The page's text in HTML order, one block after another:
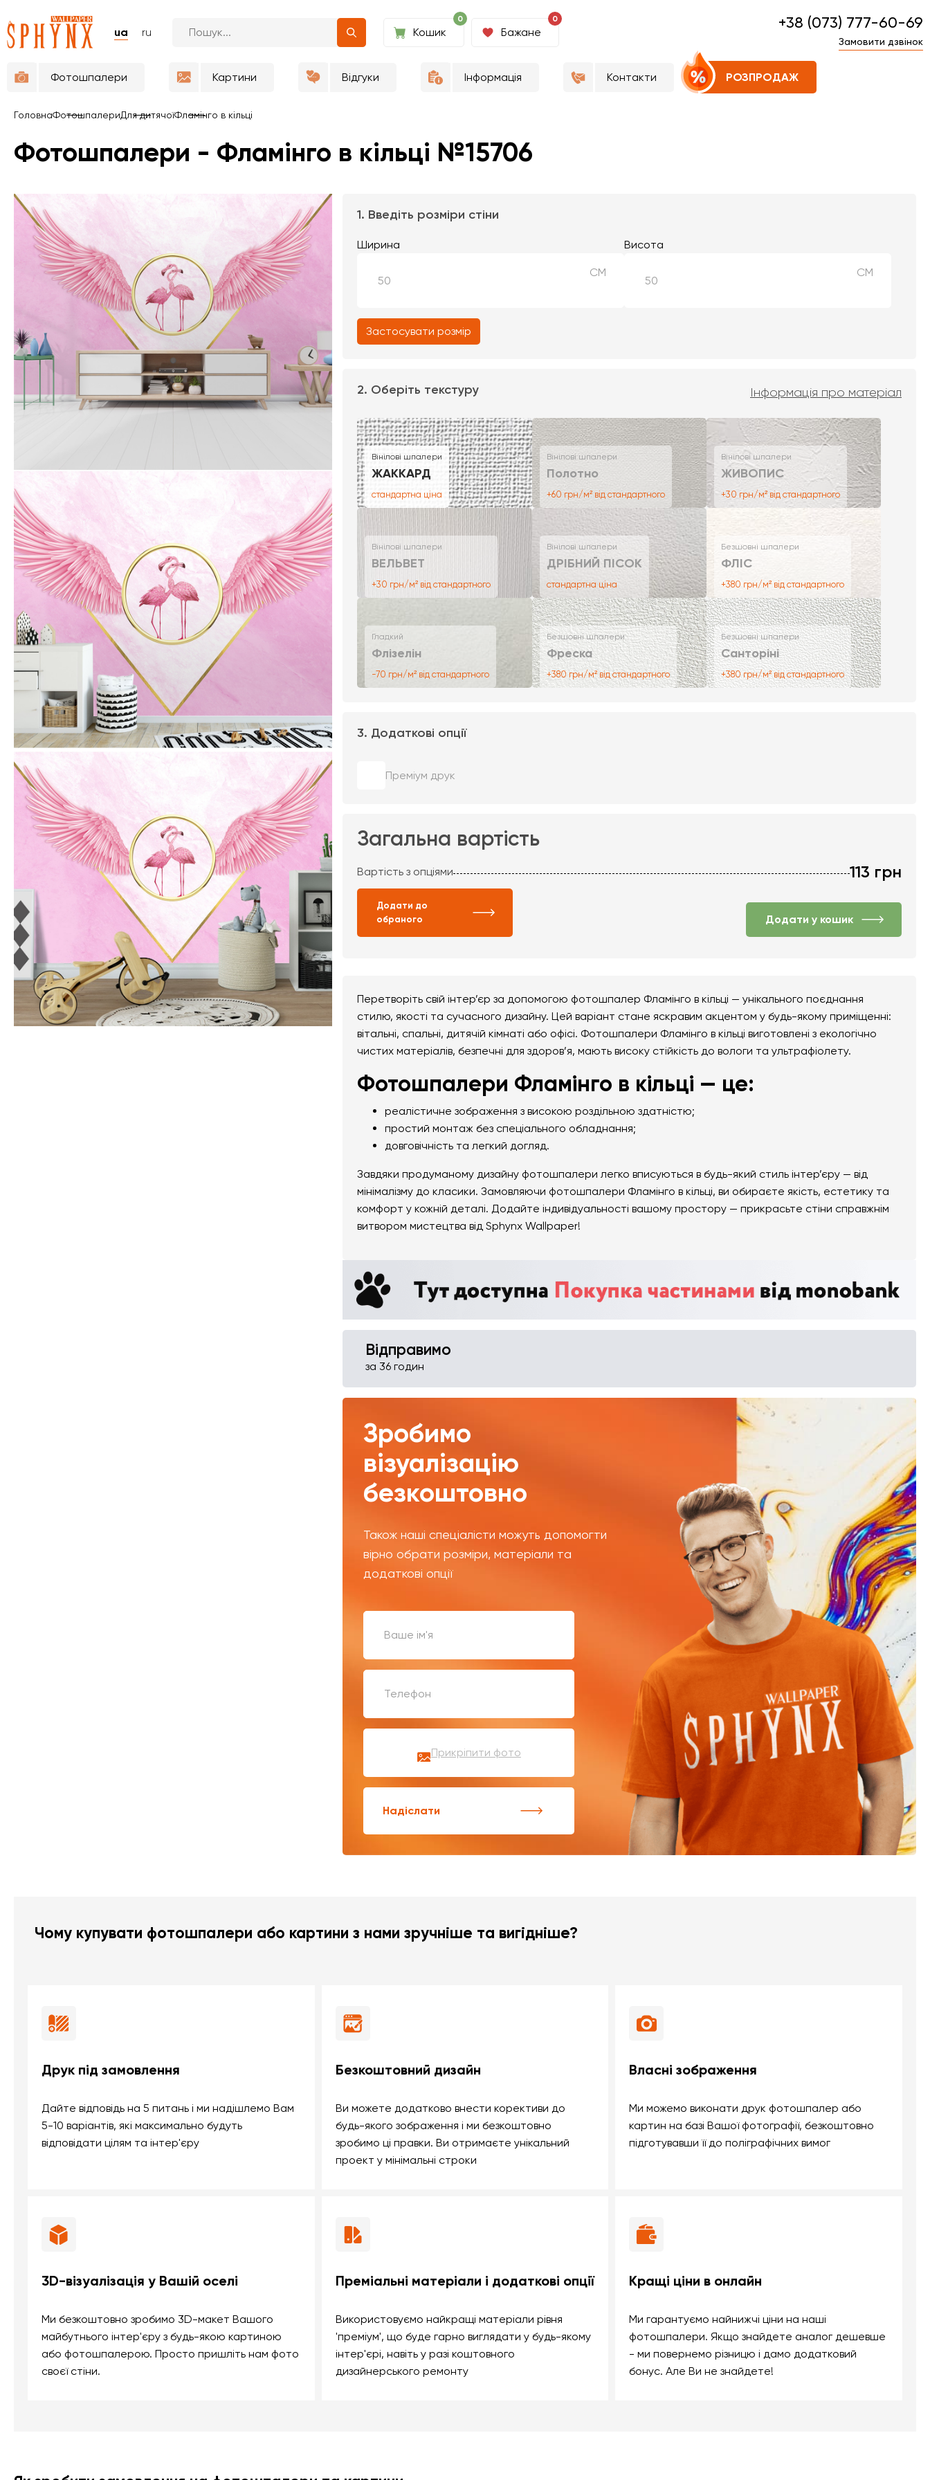
ua ru
0
Кошик
0
Бажане
+38 (073) 777-60-69
Замовити дзвінок
Фотошпалери Картини Відгуки Інформація Контакти РОЗПРОДАЖ
ГоловнаФотошпалериДля дитячоїФламінго в кільці
Фотошпалери - Фламінго в кільці №15706
1. Введіть розміри стіни
Ширина
СМ
Висота
СМ
Застосувати розмір
2. Оберіть текстуру Інформація про матеріал
Вінілові шпалери
ЖАККАРД
стандартна ціна
Вінілові шпалери
Полотно
+60 грн/м² від стандартного
Вінілові шпалери
ЖИВОПИС
+30 грн/м² від стандартного
Вінілові шпалери
ВЕЛЬВЕТ
+30 грн/м² від стандартного
Вінілові шпалери
ДРІБНИЙ ПІСОК
стандартна ціна
Безшовні шпалери
ФЛІС
+380 грн/м² від стандартного
Гладкий
Флізелін
-70 грн/м² від стандартного
Безшовні шпалери
Фреска
+380 грн/м² від стандартного
Безшовні шпалери
Санторіні
+380 грн/м² від стандартного
3. Додаткові опції
Преміум друк
Загальна вартість
Вартість з опціями 113 грн
Додати до
обраного
Додати у кошик
Перетворіть свій інтер’єр за допомогою фотошпалер Фламінго в кільці — унікального поєднання
стилю, якості та сучасного дизайну. Цей варіант стане яскравим акцентом у будь-якому приміщенні:
вітальні, спальні, дитячій кімнаті або офісі. Фотошпалери Фламінго в кільці виготовлені з екологічно
чистих матеріалів, безпечні для здоров’я, мають високу стійкість до вологи та ультрафіолету.
Фотошпалери Фламінго в кільці — це:
реалістичне зображення з високою роздільною здатністю;
простий монтаж без спеціального обладнання;
довговічність та легкий догляд.
Завдяки продуманому дизайну фотошпалери легко вписуються в будь-який стиль інтер’єру — від
мінімалізму до класики. Замовляючи фотошпалери Фламінго в кільці, ви обираєте якість, естетику та
комфорт у кожній деталі. Додайте індивідуальності вашому простору — прикрасьте стіни справжнім
витвором мистецтва від Sphynx Wallpaper!
Відправимо
за 36 годин
Зробимо
візуалізацію
безкоштовно
Також наші спеціалісти можуть допомогти
вірно обрати розміри, матеріали та
додаткові опції
Прикріпити фото
Надіслати
Чому купувати фотошпалери або картини з нами зручніше та вигідніше?
Друк під замовлення
Дайте відповідь на 5 питань і ми надішлемо Вам
5-10 варіантів, які максимально будуть
відповідати цілям та інтер'єру
Безкоштовний дизайн
Ви можете додатково внести корективи до
будь-якого зображення і ми безкоштовно
зробимо ці правки. Ви отримаєте унікальний
проект у мінімальні строки
Власні зображення
Ми можемо виконати друк фотошпалер або
картин на базі Вашої фотографії, безкоштовно
підготувавши її до поліграфічних вимог
3D-візуалізація у Вашій оселі
Ми безкоштовно зробимо 3D-макет Вашого
майбутнього інтер'єру з будь-якою картиною
або фотошпалерою. Просто пришліть нам фото
своєї стіни.
Преміальні матеріали і додаткові опції
Використовуємо найкращі матеріали рівня
'преміум', що буде гарно виглядати у будь-якому
інтер'єрі, навіть у разі коштовного
дизайнерського ремонту
Кращі ціни в онлайн
Ми гарантуємо найнижчі ціни на наші
фотошпалери. Якщо знайдете аналог дешевше
- ми повернемо різницю і дамо додатковий
бонус. Але Ви не знайдете!